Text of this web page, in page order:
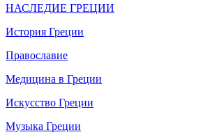
НАСЛЕДИЕ ГРЕЦИИ
История Греции
Православие
Медицина в Греции
Искусство Греции
Музыка Греции